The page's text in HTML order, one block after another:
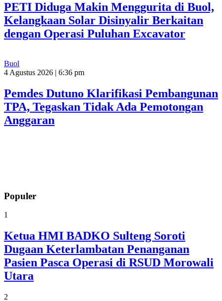
PETI Diduga Makin Menggurita di Buol,
Kelangkaan Solar Disinyalir Berkaitan
dengan Operasi Puluhan Excavator
Buol
4 Agustus 2026 | 6:36 pm
Pemdes Dutuno Klarifikasi Pembangunan
TPA, Tegaskan Tidak Ada Pemotongan
Anggaran
Populer
1
Ketua HMI BADKO Sulteng Soroti
Dugaan Keterlambatan Penanganan
Pasien Pasca Operasi di RSUD Morowali
Utara
2